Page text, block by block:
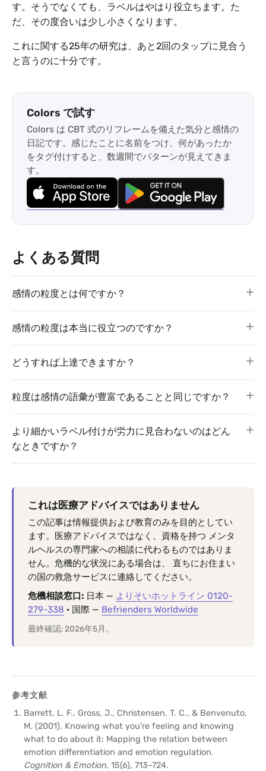
す。そうでなくても、ラベルはやはり役立ちます。た
だ、その度合いは少し小さくなります。
これに関する25年の研究は、あと2回のタップに見合う
と言うのに十分です。
Colors で試す
Colors は CBT 式のリフレームを備えた気分と感情の
日記です。感じたことに名前をつけ、何があったか
をタグ付けすると、数週間でパターンが見えてきま
す。
よくある質問
感情の粒度とは何ですか？
感情の粒度は本当に役立つのですか？
どうすれば上達できますか？
粒度は感情の語彙が豊富であることと同じですか？
より細かいラベル付けが労力に見合わないのはどん
なときですか？
これは医療アドバイスではありません
この記事は情報提供および教育のみを目的としてい
ます。医療アドバイスではなく、資格を持つ メンタ
ルヘルスの専門家への相談に代わるものではありま
せん。危機的な状況にある場合は、 直ちにお住まい
の国の救急サービスに連絡してください。
危機相談窓口: 日本 — よりそいホットライン 0120-
279-338 · 国際 — Befrienders Worldwide
最終確認: 2026年5月。
参考文献
Barrett, L. F., Gross, J., Christensen, T. C., & Benvenuto,
M. (2001). Knowing what you're feeling and knowing
what to do about it: Mapping the relation between
emotion differentiation and emotion regulation.
Cognition & Emotion, 15(6), 713–724.